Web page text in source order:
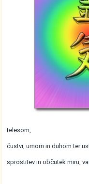
telesom,
čustvi, umom in duhom ter
sprostitev in občutek miru,